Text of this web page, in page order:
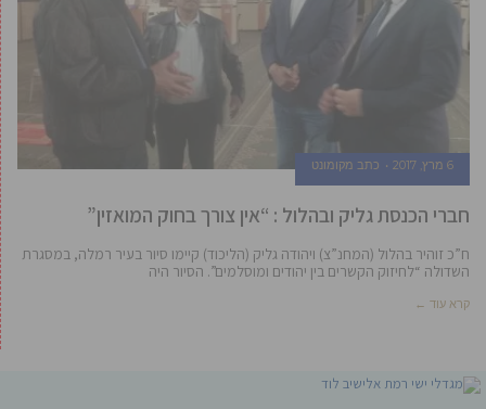
6 מרץ, 2017 כתב מקומונט
חברי הכנסת גליק ובהלול : “אין צורך בחוק המואזין”
ח”כ זוהיר בהלול (המחנ”צ) ויהודה גליק (הליכוד) קיימו סיור בעיר רמלה, במסגרת
השדולה “לחיזוק הקשרים בין יהודים ומוסלמים”. הסיור היה
קרא עוד ←